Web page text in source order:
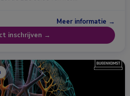
Meer informatie →
inschrijven →